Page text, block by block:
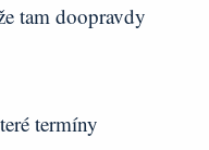
tam doopravdy
termíny